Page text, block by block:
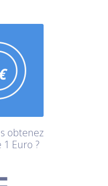
obtenez
Euro ?